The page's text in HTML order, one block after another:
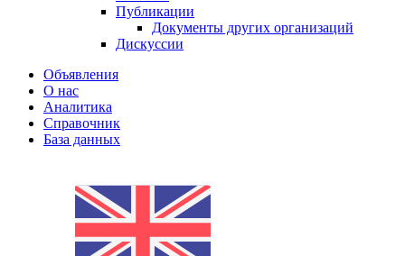
Публикации
Документы других организаций
Дискуссии
Объявления
О нас
Аналитика
Справочник
База данных